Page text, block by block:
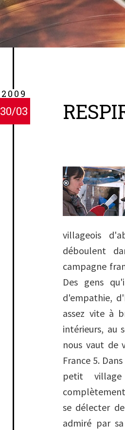
2009
30/03
villageois
déboulent
campagne
Des gens
d'empathie,
assez vite à
intérieurs, au
nous vaut de
France 5.
petit
se délecter
admiré par